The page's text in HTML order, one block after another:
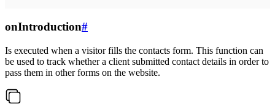
onIntroduction#
Is executed when a visitor fills the contacts form. This function can
be used to track whether a client submitted contact details in order to
pass them in other forms on the website.